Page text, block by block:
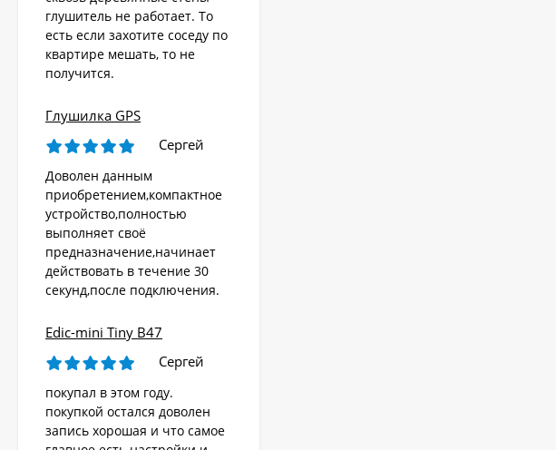
глушитель не работает. То
есть если захотите соседу по
квартире мешать, то не
получится.
Глушилка GPS
Сергей
Доволен данным
приобретением,компактное
устройство,полностью
выполняет своё
предназначение,начинает
действовать в течение 30
секунд,после подключения.
Edic-mini Tiny B47
Сергей
покупал в этом году.
покупкой остался доволен
запись хорошая и что самое